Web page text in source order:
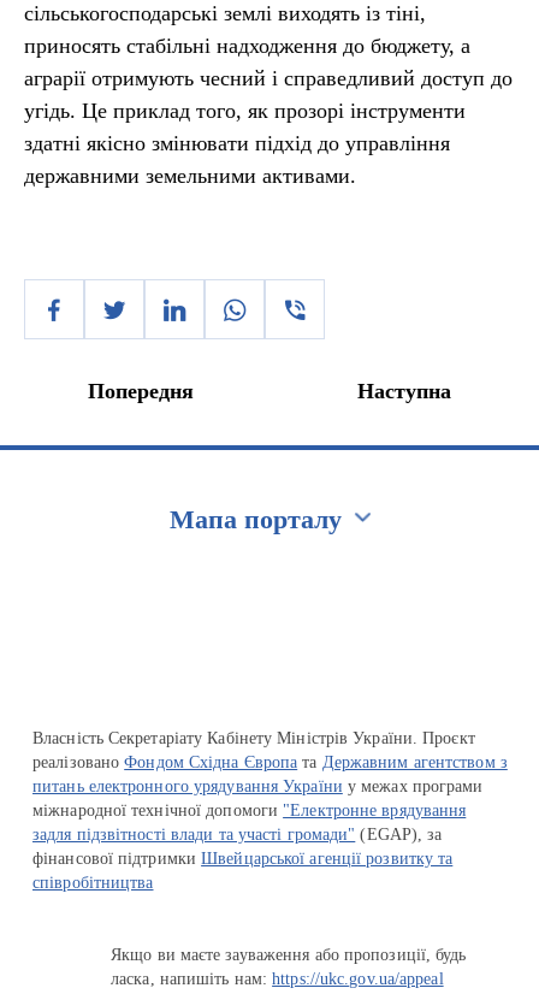
сільськогосподарські землі виходять із тіні,
приносять стабільні надходження до бюджету, а
аграрії отримують чесний і справедливий доступ до
угідь. Це приклад того, як прозорі інструменти
здатні якісно змінювати підхід до управління
державними земельними активами.
Попередня Наступна
Мапа порталу
Власність Секретаріату Кабінету Міністрів України. Проєкт
реалізованоФондом Східна Європа та Державним агентством з
питань електронного урядування України у межах програми
міжнародної технічної допомоги "Електронне врядування
задля підзвітності влади та участі громади" (EGAP), за
фінансової підтримкиШвейцарської агенції розвитку та
співробітництва
Якщо ви маєте зауваження або пропозиції, будь
ласка, напишіть нам:https://ukc.gov.ua/appeal